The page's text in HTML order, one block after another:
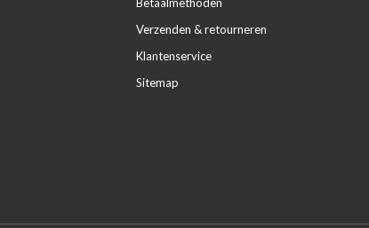
Betaalmethoden
Verzenden & retourneren
Klantenservice
Sitemap